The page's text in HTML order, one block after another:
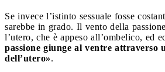
Se invece l’istinto sessuale fosse
sarebbe in grado. Il vento della
l’utero, che è appeso all’ombelico, ed
passione giunge al ventre attraverso
dell’utero».